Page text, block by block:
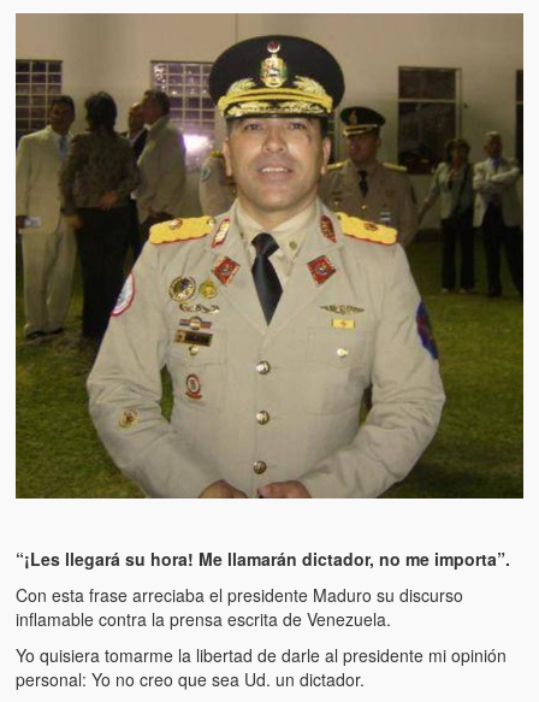
“¡Les llegará su hora! Me llamarán dictador, no me importa”.
Con esta frase arreciaba el presidente Maduro su discurso
inflamable contra la prensa escrita de Venezuela.
Yo quisiera tomarme la libertad de darle al presidente mi opinión
personal: Yo no creo que sea Ud. un dictador.